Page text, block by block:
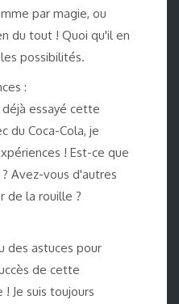
par magie, ou
du tout ! Quoi qu'il en
possibilités.
:
essayé cette
du Coca-Cola, je
! Est-ce que
Avez-vous d'autres
de la rouille ?
des astuces pour
de cette
Je suis toujours